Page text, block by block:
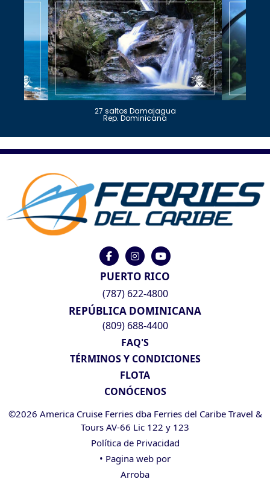
27 saltos Damajagua
Rep. Dominicana
PUERTO RICO
(787) 622-4800
REPÚBLICA DOMINICANA
(809) 688-4400
FAQ'S
TÉRMINOS Y CONDICIONES
FLOTA
CONÓCENOS
©2026 America Cruise Ferries dba Ferries del Caribe Travel &
Tours AV-66 Lic 122 y 123
Política de Privacidad
• Pagina web por
Arroba